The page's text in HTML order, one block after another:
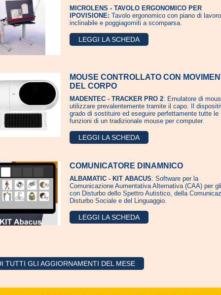
MICROLENS - TAVOLO ERGONOMICO PER
IPOVISIONE: Tavolo ergonomico con piano di lavoro
inclinabile e poggiagomiti a scomparsa.
LEGGI LA SCHEDA
MOUSE CONTROLLATO CON
DEL CORPO
MADENTEC - TRACKER PRO 2: Emulatore di
utilizzare prevalentemente tramite il capo. Il
grado di sostituire ed eseguire perfettamente tutte le
funzioni di un tradizionale mouse per computer.
LEGGI LA SCHEDA
COMUNICATORE DINAMNICO
ALBAMATIC - KIT ABACUS: Software per la
Comunicazione Aumentativa Alternativa (CAA) per
con Disturbo dello Spettro Autistico, della
Disturbo Sociale e del Linguaggio.
LEGGI LA SCHEDA
TUTTI GLI AGGIORNAMENTI DEL MESE